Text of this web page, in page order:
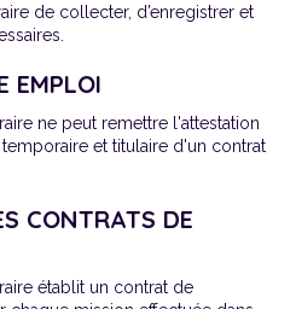
de collecter, d’enregistrer et
EMPLOI
ne peut remettre l'attestation
et titulaire d'un contrat
CONTRATS DE
établit un contrat de